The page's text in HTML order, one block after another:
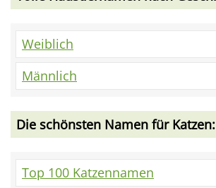
Weiblich
Männlich
Die schönsten Namen für Katzen:
Top 100 Katzennamen